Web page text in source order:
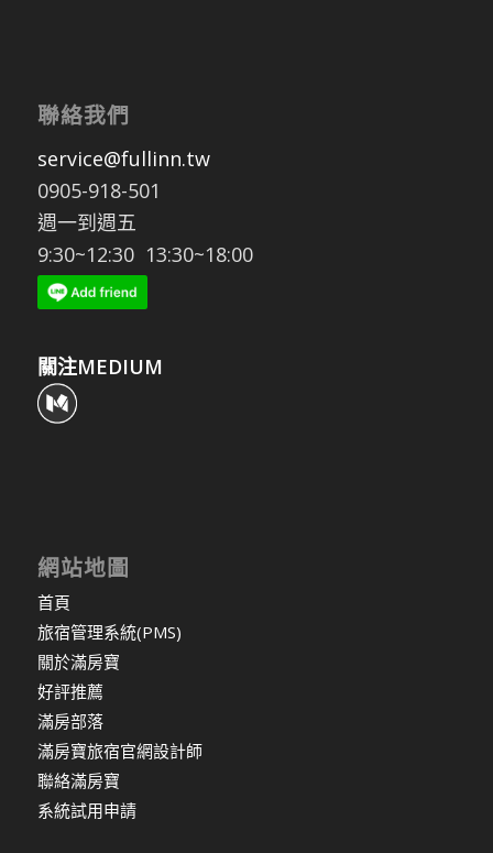
聯絡我們
service@fullinn.tw
0905-918-501
週一到週五
9:30~12:30 13:30~18:00
關注MEDIUM
網站地圖
首頁
旅宿管理系統(PMS)
關於滿房寶
好評推薦
滿房部落
滿房寶旅宿官網設計師
聯絡滿房寶
系統試用申請